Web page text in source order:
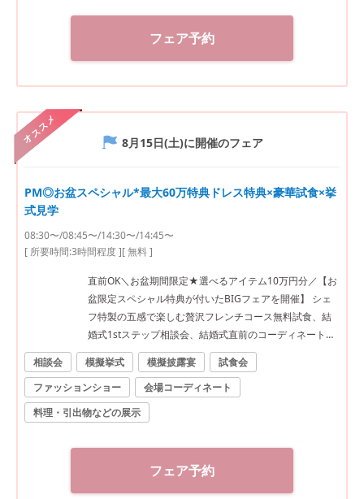
異人館 旧ハンター邸」のご紹介も同時でさせて頂きま
す。事前にお伝えください。
フェア予約
オススメ 8月15日(土)に開催のフェア
PM◎お盆スペシャル*最大60万特典ドレス特典×豪華試食×挙
式見学
08:30〜/08:45〜/14:30〜/14:45〜
[ 所要時間:3時間程度][ 無料 ]
直前OK＼お盆期間限定★選べるアイテム10万円分／【お
盆限定スペシャル特典が付いたBIGフェアを開催】 シェ
フ特製の五感で楽しむ贅沢フレンチコース無料試食、結
婚式1stステップ相談会、結婚式直前のコーディネートが
付いたトータルフェア♪ ■料理口コミ高評価！贅沢2万円
相当のフレンチを無料試食 「パリ金賞スペシャリテ」
「甘鯛の鱗焼き」「とろける黒毛和牛フィレ肉のポワ
レ」「パティシエ特製スイーツ」など豪華メニューでお
もてなしの味を試そう。 ◇1件目見学がおすすめ◇ ・挙
ー邸」のご紹介も同時でさせて頂きます。事前にお伝え
ください。
相談会 模擬挙式 模擬披露宴
試食会
ファッションショー
会場コーディネート
料理・引出物などの展示
フェア予約